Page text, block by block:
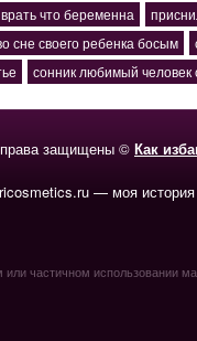
что беременна
сне своего ребенка босым
сонник любимый человек
защищены © Как
— моя
частичном использовании